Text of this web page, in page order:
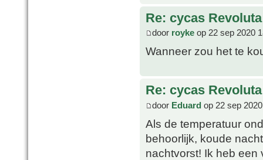
Re: cycas Revoluta
door royke op 22 sep 2020
Wanneer zou het te
Re: cycas Revoluta
door Eduard op 22 sep
Als de temperatuur
behoorlijk, koude
nachtvorst! Ik heb een